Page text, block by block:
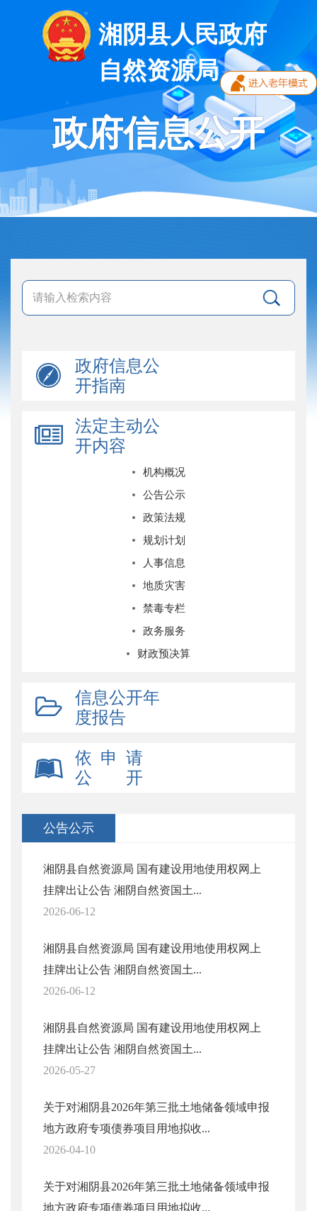
湘阴县人民政府
自然资源局
政府信息公开
政府信息公
开指南
法定主动公
开内容
机构概况
公告公示
政策法规
规划计划
人事信息
地质灾害
禁毒专栏
政务服务
财政预决算
信息公开年
度报告
依 申 请
公 开
公告公示
湘阴县自然资源局 国有建设用地使用权网上
挂牌出让公告 湘阴自然资国土...
2026-06-12
湘阴县自然资源局 国有建设用地使用权网上
挂牌出让公告 湘阴自然资国土...
2026-06-12
湘阴县自然资源局 国有建设用地使用权网上
挂牌出让公告 湘阴自然资国土...
2026-05-27
关于对湘阴县2026年第三批土地储备领域申报
地方政府专项债券项目用地拟收...
2026-04-10
关于对湘阴县2026年第三批土地储备领域申报
地方政府专项债券项目用地拟收...